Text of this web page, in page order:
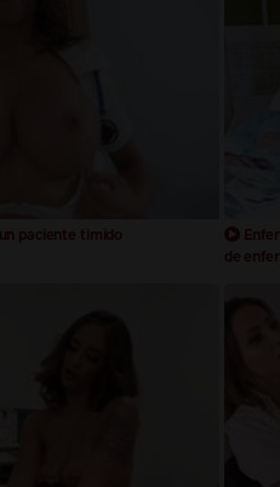
paciente timido
de